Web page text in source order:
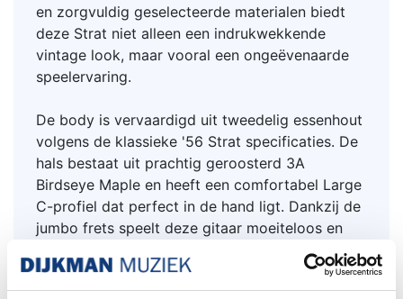
en zorgvuldig geselecteerde materialen biedt
deze Strat niet alleen een indrukwekkende
vintage look, maar vooral een ongeëvenaarde
speelervaring.
De body is vervaardigd uit tweedelig essenhout
volgens de klassieke '56 Strat specificaties. De
hals bestaat uit prachtig geroosterd 3A
Birdseye Maple en heeft een comfortabel Large
C-profiel dat perfect in de hand ligt. Dankzij de
jumbo frets speelt deze gitaar moeiteloos en